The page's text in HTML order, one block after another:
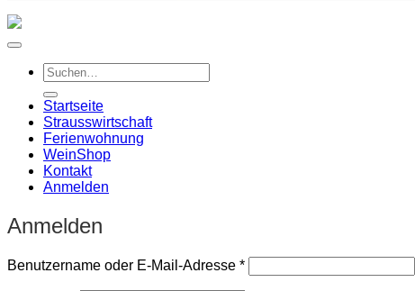
Suchen
nach:
Startseite
Strausswirtschaft
Ferienwohnung
WeinShop
Kontakt
Anmelden
Anmelden
Benutzername oder E-Mail-Adresse *Erforderlich